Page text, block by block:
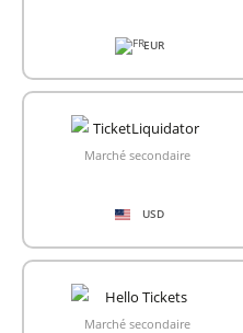
EUR
Marché secondaire
USD
Marché secondaire